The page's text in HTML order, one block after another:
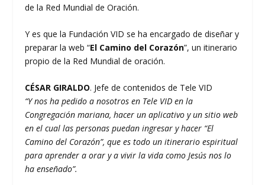
de la Red Mundial de Oración.
Y es que la Fundación VID se ha encargado de diseñar y
preparar la web “El Camino del Corazón”, un itinerario
propio de la Red Mundial de oración.
CÉSAR GIRALDO. Jefe de contenidos de Tele VID
“Y nos ha pedido a nosotros en Tele VID en la
Congregación mariana, hacer un aplicativo y un sitio web
en el cual las personas puedan ingresar y hacer “El
Camino del Corazón”, que es todo un itinerario espiritual
para aprender a orar y a vivir la vida como Jesús nos lo
ha enseñado”.